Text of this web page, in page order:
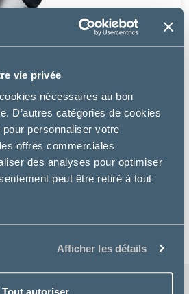
vie privée
nécessaires au bon
D’autres catégories de cookies
personnaliser votre
offres commerciales
des analyses pour optimiser
peut être retiré à tout
Afficher les détails
Heiniger
XPLORER A BATTERIE